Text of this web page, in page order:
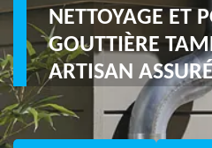
NETTOYAGE ET
GOUTTIÈRE
ARTISAN